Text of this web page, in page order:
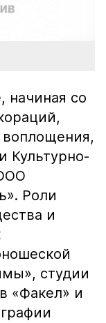
начиная со
воплощения,
Культурно-
Роли
и
студии
«Факел» и